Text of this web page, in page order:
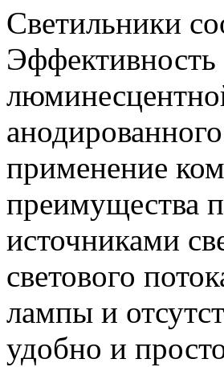
Светильники
Эффективность
применение
преимущества
источниками
светового
лампы и
удобно и